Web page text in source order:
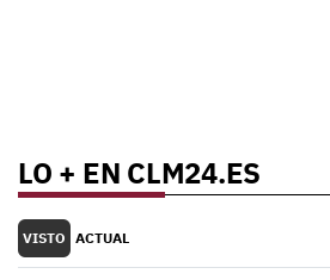
LO + EN CLM24.ES
VISTO ACTUAL